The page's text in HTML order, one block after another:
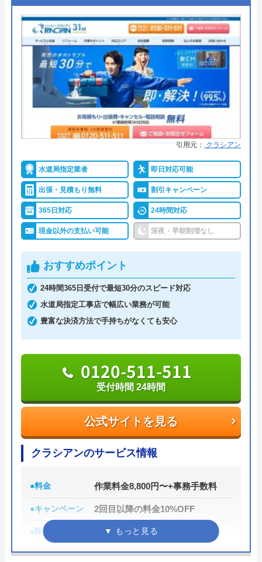
ハウスラボホームの基本情報
運営会社 株式会社ハウスラボ
代表者 勝島崇裕
創業・設立 2024年11月設立
所在地
〒113-0033
東京都文京区本郷5-1-11
対応エリア
●支払い方法
現金、クレジットカード、QRコー
ド決済
●累計実績 ー
●保証・保険
オプション加入で商品・工事10年
保証
詳細は公式HPでご確認ください
ライフアップテクニカルがおすすめの理由
ライフアップテクニカルは、枚方市にある給湯器や
システムキッチン、バス・トイレ製品などの販売や
施工を行う住宅設備会社です。
営業時間は月曜日から土曜日の9:00～18:00です。電
話での問い合わせとホームページにある問い合わせ
フォームからも受け付けています。
給湯機はリンナイ、ノーリツ製品を取り扱っていま
す。本社にショールームがあるので、実際に見てか
ら決めたい方にもおすすめです。支払いは各種カー
ド、PayPayの利用ならQR決済も可能です。
公式サイトを見る
0120-66-4126
受付時間 9:00～18:00
運営会社 ライフアップテクニカル
代表者 下村泰正
創業・設立
引用元： クラシアン
水道局指定業者 即日対応可能
出張・見積もり無料 割引キャンペーン
365日対応 24時間対応
現金以外の支払い可能 深夜・早朝割増なし
おすすめポイント
24時間365日受付で最短30分のスピード対応
水道局指定工事店で幅広い業務が可能
豊富な決済方法で手持ちがなくても安心
公式サイトを見る
0120-511-511
受付時間 24時間
クラシアンのサービス情報
●料金 作業料金8,800円〜+事務手数料
●キャンペーン 2回目以降の料金10%OFF
●駆けつけ時間 最短30分
●受付時間 24時間